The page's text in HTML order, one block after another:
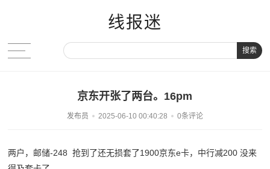
线报迷
搜索
京东开张了两台。16pm
发布员 2025-06-10 00:40:28 0条评论
两户，邮储-248 抢到了还无损套了1900京东e卡，中行减200 没来